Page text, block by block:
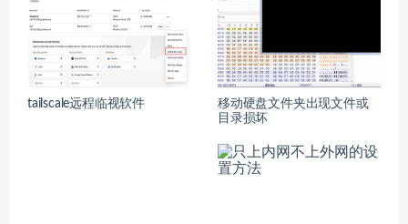
tailscale远程临视软件
移动硬盘文件夹出现文件或
目录损坏